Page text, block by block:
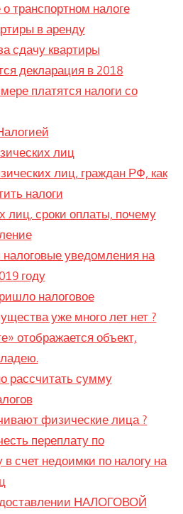
транспортном налоге
в аренду
сдачу квартиры
декларация в 2018
платятся налоги со
лиц
лиц, граждан РФ, как
налоги
лиц, сроки оплаты, почему
уведомления на
году
налоговое
уже много лет нет ?
отображается объект,
рассчитать сумму
физические лица ?
переплату по
счет недоимки по налогу на
НАЛОГОВОЙ